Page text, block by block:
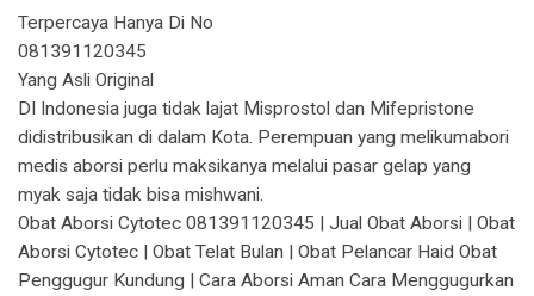
Terpercaya Hanya Di No
081391120345
Yang Asli Original
DI Indonesia juga tidak lajat Misprostol dan Mifepristone
didistribusikan di dalam Kota. Perempuan yang melikumabori
medis aborsi perlu maksikanya melalui pasar gelap yang
myak saja tidak bisa mishwani.
Obat Aborsi Cytotec 081391120345 | Jual Obat Aborsi | Obat
Aborsi Cytotec | Obat Telat Bulan | Obat Pelancar Haid Obat
Penggugur Kundung | Cara Aborsi Aman Cara Menggugurkan